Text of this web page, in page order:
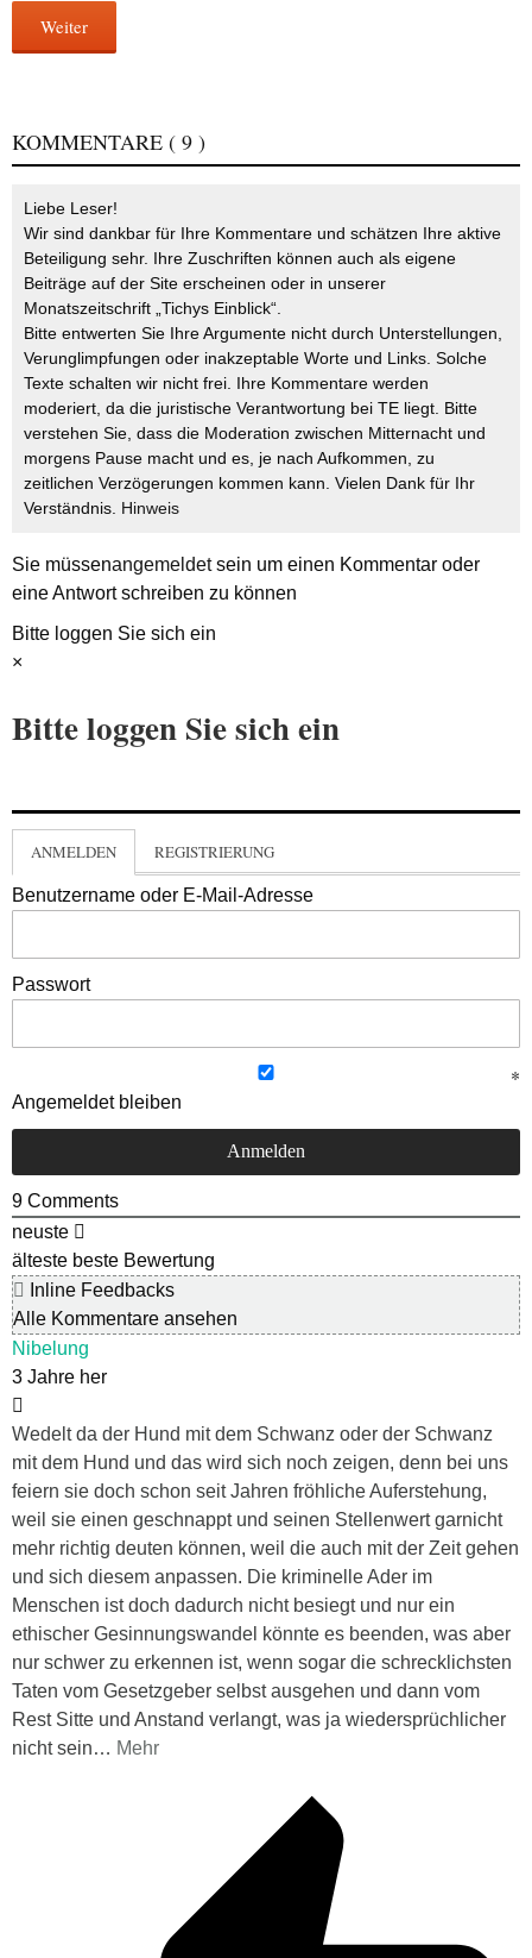
Weiter
KOMMENTARE ( 9 )
Liebe Leser!
Wir sind dankbar für Ihre Kommentare und schätzen Ihre aktive
Beteiligung sehr. Ihre Zuschriften können auch als eigene
Beiträge auf der Site erscheinen oder in unserer
Monatszeitschrift „Tichys Einblick“.
Bitte entwerten Sie Ihre Argumente nicht durch Unterstellungen,
Verunglimpfungen oder inakzeptable Worte und Links. Solche
Texte schalten wir nicht frei. Ihre Kommentare werden
moderiert, da die juristische Verantwortung bei TE liegt. Bitte
verstehen Sie, dass die Moderation zwischen Mitternacht und
morgens Pause macht und es, je nach Aufkommen, zu
zeitlichen Verzögerungen kommen kann. Vielen Dank für Ihr
Verständnis. Hinweis
Sie müssenangemeldetsein um einen Kommentar oder
eine Antwort schreiben zu können
Bitte loggen Sie sich ein
×
Bitte loggen Sie sich ein
ANMELDEN REGISTRIERUNG
Benutzername oder E-Mail-Adresse
Passwort
Angemeldet bleiben
9 Comments
neuste
älteste beste Bewertung
Inline Feedbacks
Alle Kommentare ansehen
Nibelung
3 Jahre her
Wedelt da der Hund mit dem Schwanz oder der Schwanz
mit dem Hund und das wird sich noch zeigen, denn bei uns
feiern sie doch schon seit Jahren fröhliche Auferstehung,
weil sie einen geschnappt und seinen Stellenwert garnicht
mehr richtig deuten können, weil die auch mit der Zeit gehen
und sich diesem anpassen. Die kriminelle Ader im
Menschen ist doch dadurch nicht besiegt und nur ein
ethischer Gesinnungswandel könnte es beenden, was aber
nur schwer zu erkennen ist, wenn sogar die schrecklichsten
Taten vom Gesetzgeber selbst ausgehen und dann vom
Rest Sitte und Anstand verlangt, was ja wiedersprüchlicher
nicht sein… Mehr